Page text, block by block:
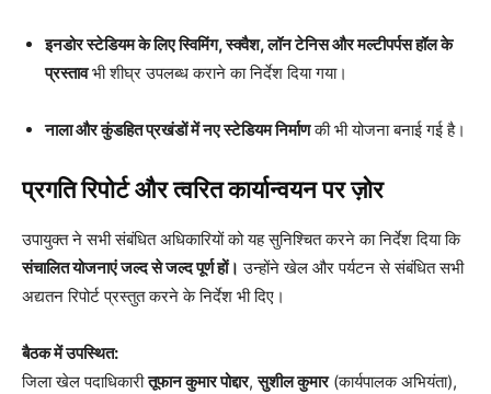
इनडोर स्टेडियम के लिए स्विमिंग, स्क्वैश, लॉन टेनिस और मल्टीपर्पस हॉल के
प्रस्तावभी शीघ्र उपलब्ध कराने का निर्देश दिया गया।
नाला और कुंडहित प्रखंडों में नए स्टेडियम निर्माणकी भी योजना बनाई गई है।
प्रगति रिपोर्ट और त्वरित कार्यान्वयन पर ज़ोर
उपायुक्त ने सभी संबंधित अधिकारियों को यह सुनिश्चित करने का निर्देश दिया कि
संचालित योजनाएं जल्द से जल्द पूर्ण हों। उन्होंने खेल और पर्यटन से संबंधित सभी
अद्यतन रिपोर्ट प्रस्तुत करने के निर्देश भी दिए।
बैठक में उपस्थित:
जिला खेल पदाधिकारीतूफान कुमार पोद्दार,सुशील कुमार(कार्यपालक अभियंता),